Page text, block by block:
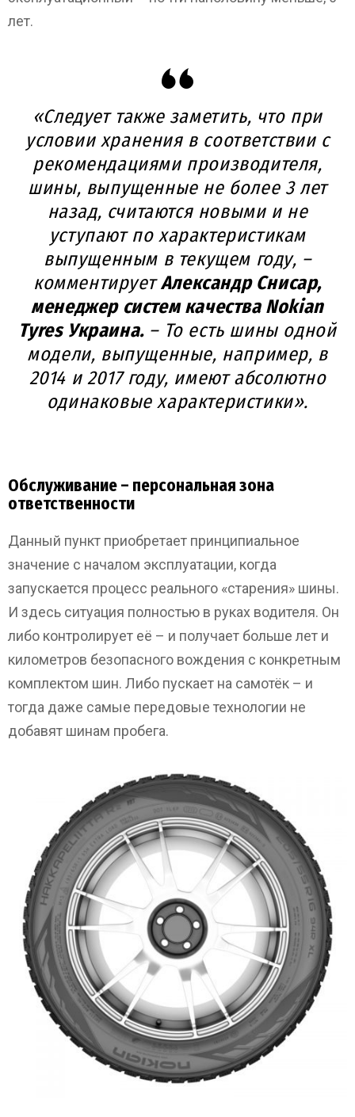
лет.
«Следует также заметить, что при
условии хранения в соответствии с
рекомендациями производителя,
шины, выпущенные не более 3 лет
назад, считаются новыми и не
уступают по характеристикам
выпущенным в текущем году, –
комментируетАлександр Снисар,
менеджер систем качества Nokian
Tyres Украина.– То есть шины одной
модели, выпущенные, например, в
2014 и 2017 году, имеют абсолютно
одинаковые характеристики».
Обслуживание – персональная зона
ответственности
Данный пункт приобретает принципиальное
значение с началом эксплуатации, когда
запускается процесс реального «старения» шины.
И здесь ситуация полностью в руках водителя. Он
либо контролирует её – и получает больше лет и
километров безопасного вождения с конкретным
комплектом шин. Либо пускает на самотёк – и
тогда даже самые передовые технологии не
добавят шинам пробега.